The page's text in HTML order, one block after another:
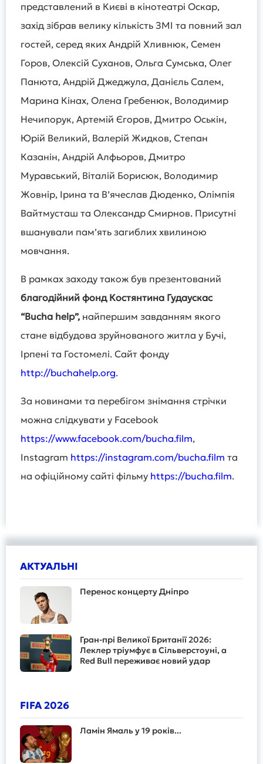
представлений в Києві в кінотеатрі Оскар,
захід зібрав велику кількість ЗМІ та повний зал
гостей, серед яких Андрій Хливнюк, Семен
Горов, Олексій Суханов, Ольга Сумська, Олег
Панюта, Андрій Джеджула, Данієль Салем,
Марина Кінах, Олена Гребенюк, Володимир
Нечипорук, Артемій Єгоров, Дмитро Оськін,
Юрій Великий, Валерій Жидков, Степан
Казанін, Андрій Алфьоров, Дмитро
Муравський, Віталій Борисюк, Володимир
Жовнір, Ірина та В’ячеслав Дюденко, Олімпія
Вайтмусташ та Олександр Смирнов. Присутні
вшанували памʼять загиблих хвилиною
мовчання.
В рамках заходу також був презентований
благодійний фонд Костянтина Гудаускас
“Bucha help”, найпершим завданням якого
стане відбудова зруйнованого житла у Бучі,
Ірпені та Гостомелі. Сайт фонду
http://buchahelp.org.
За новинами та перебігом знімання стрічки
можна слідкувати у Facebook
https://www.facebook.com/bucha.film,
Instagram https://instagram.com/bucha.film та
на офіційному сайті фільму https://bucha.film.
АКТУАЛЬНІ
Перенос концерту Дніпро
Гран-прі Великої Британії 2026:
Леклер тріумфує в Сільверстоуні, а
Red Bull переживає новий удар
FIFA 2026
Ламін Ямаль у 19 років...